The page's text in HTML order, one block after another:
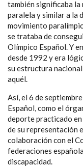
también significaba
paralela y similar a la
movimiento
se trataba de
Olímpico Español. Y
desde 1992 y era
su estructura
aquél.
Así, el 6 de
Español, como el
deporte practicado en
de su representación
colaboración con el
federaciones
discapacidad.